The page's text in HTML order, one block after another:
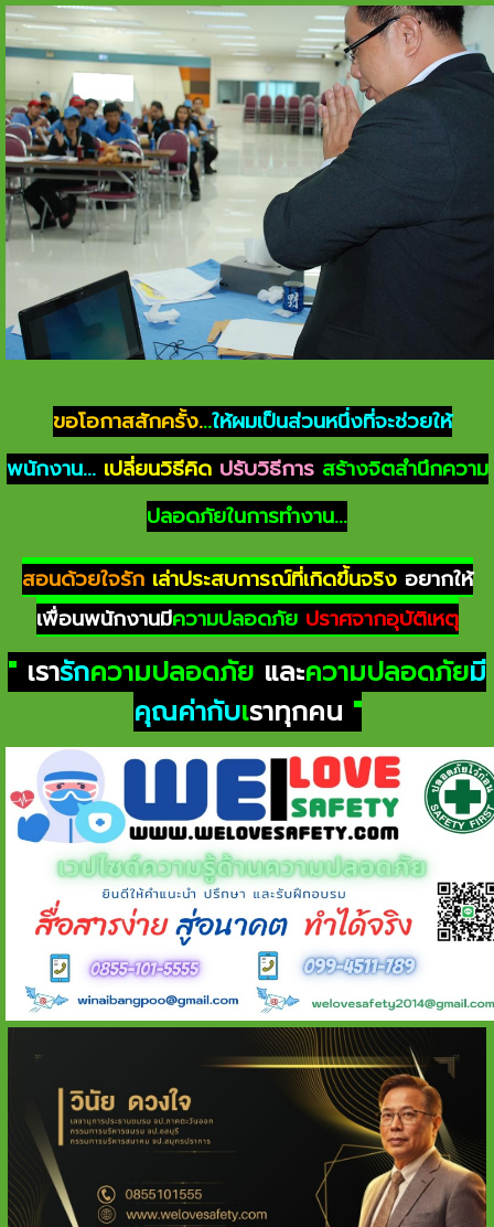
ขอโอกาสสักครั้ง...ให้ผมเป็นส่วนหนึ่งที่จะช่วยให้
พนักงาน... เปลี่ยนวิธีคิด ปรับวิธีการสร้างจิตสำนึกความ
ปลอดภัยในการทำงาน...
สอนด้วยใจรัก เล่าประสบการณ์ที่เกิดขึ้นจริง อยากให้
เพื่อนพนักงานมีความปลอดภัย ปราศจากอุบัติเหตุ
" เรารักความปลอดภัย และความปลอดภัยมี
คุณค่ากับเราทุกคน "